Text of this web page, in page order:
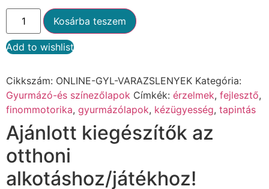
Kosárba teszem
Add to wishlist
Cikkszám: ONLINE-GYL-VARAZSLENYEK Kategória:
Gyurmázó-és színezőlapok Címkék: érzelmek, fejlesztő,
finommotorika, gyurmázólapok, kézügyesség, tapintás
Ajánlott kiegészítők az
otthoni
alkotáshoz/játékhoz!